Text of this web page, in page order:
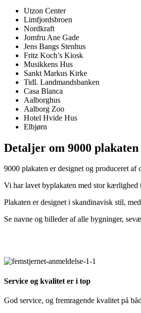
Utzon Center
Limfjordsbroen
Nordkraft
Jomfru Ane Gade
Jens Bangs Stenhus
Fritz Koch’s Kiosk
Musikkens Hus
Sankt Markus Kirke
Tidl. Landmandsbanken
Casa Blanca
Aalborghus
Aalborg Zoo
Hotel Hvide Hus
Elbjørn
Detaljer om 9000 plakaten
9000 plakaten er designet og produceret
Vi har lavet byplakaten med stor kærlighed
Plakaten er designet i skandinavisk stil,
Se navne og billeder af alle bygninger,
Service og kvalitet er i top
God service, og fremragende kvalitet på